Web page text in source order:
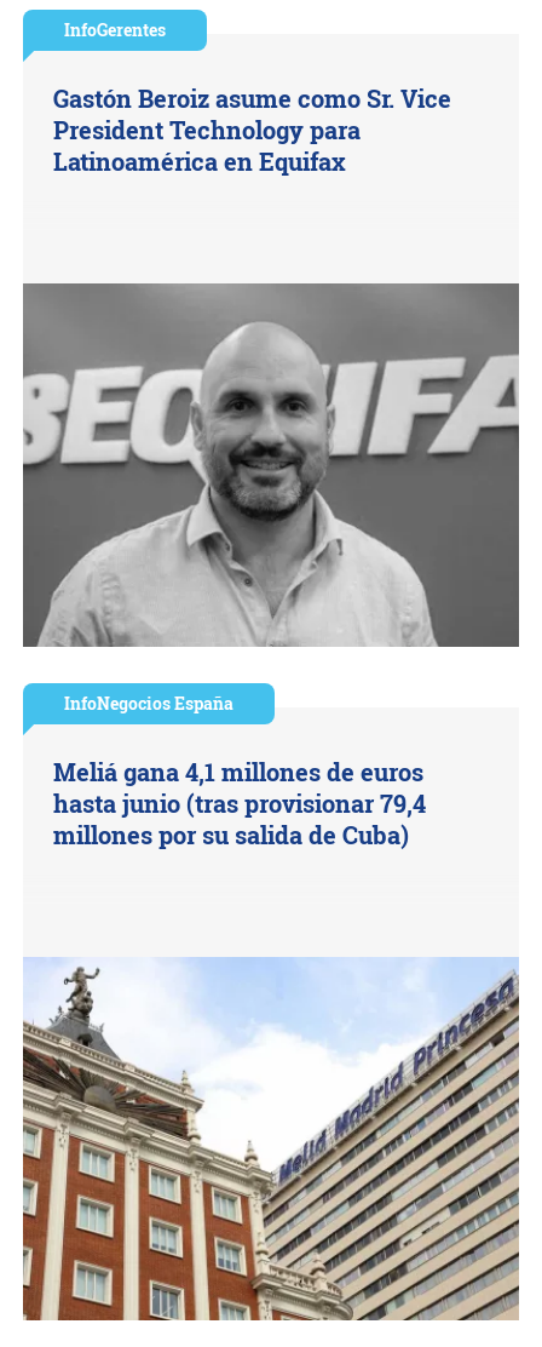
InfoGerentes
Gastón Beroiz asume como Sr. Vice
President Technology para
Latinoamérica en Equifax
InfoNegocios España
Meliá gana 4,1 millones de euros
hasta junio (tras provisionar 79,4
millones por su salida de Cuba)